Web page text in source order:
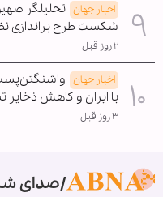
اخبار جهان تحلیلگر
شکست طرح براندازی
۲ روز قبل
اخبار جهان
با ایران و کاهش
۳ روز قبل
صدای